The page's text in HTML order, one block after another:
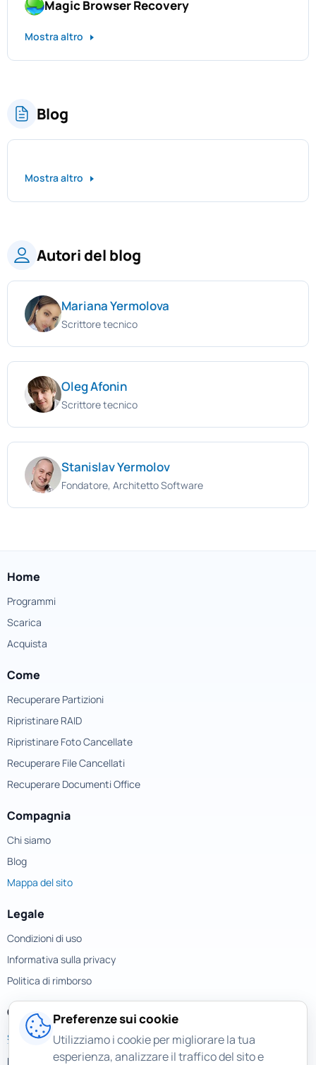
Magic Browser Recovery
Mostra altro
Blog
Mostra altro
Autori del blog
Mariana Yermolova
Scrittore tecnico
Oleg Afonin
Scrittore tecnico
Stanislav Yermolov
Fondatore, Architetto Software
Home
Programmi
Scarica
Acquista
Come
Recuperare Partizioni
Ripristinare RAID
Ripristinare Foto Cancellate
Recuperare File Cancellati
Recuperare Documenti Office
Compagnia
Chi siamo
Blog
Mappa del sito
Legale
Condizioni di uso
Informativa sulla privacy
Politica di rimborso
Contatti
support@magicuneraser.com
Piazza della Repubblica, 32
Preferenze sui cookie
Utilizziamo i cookie per migliorare la tua
esperienza, analizzare il traffico del sito e